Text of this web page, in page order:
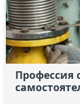
Профессия